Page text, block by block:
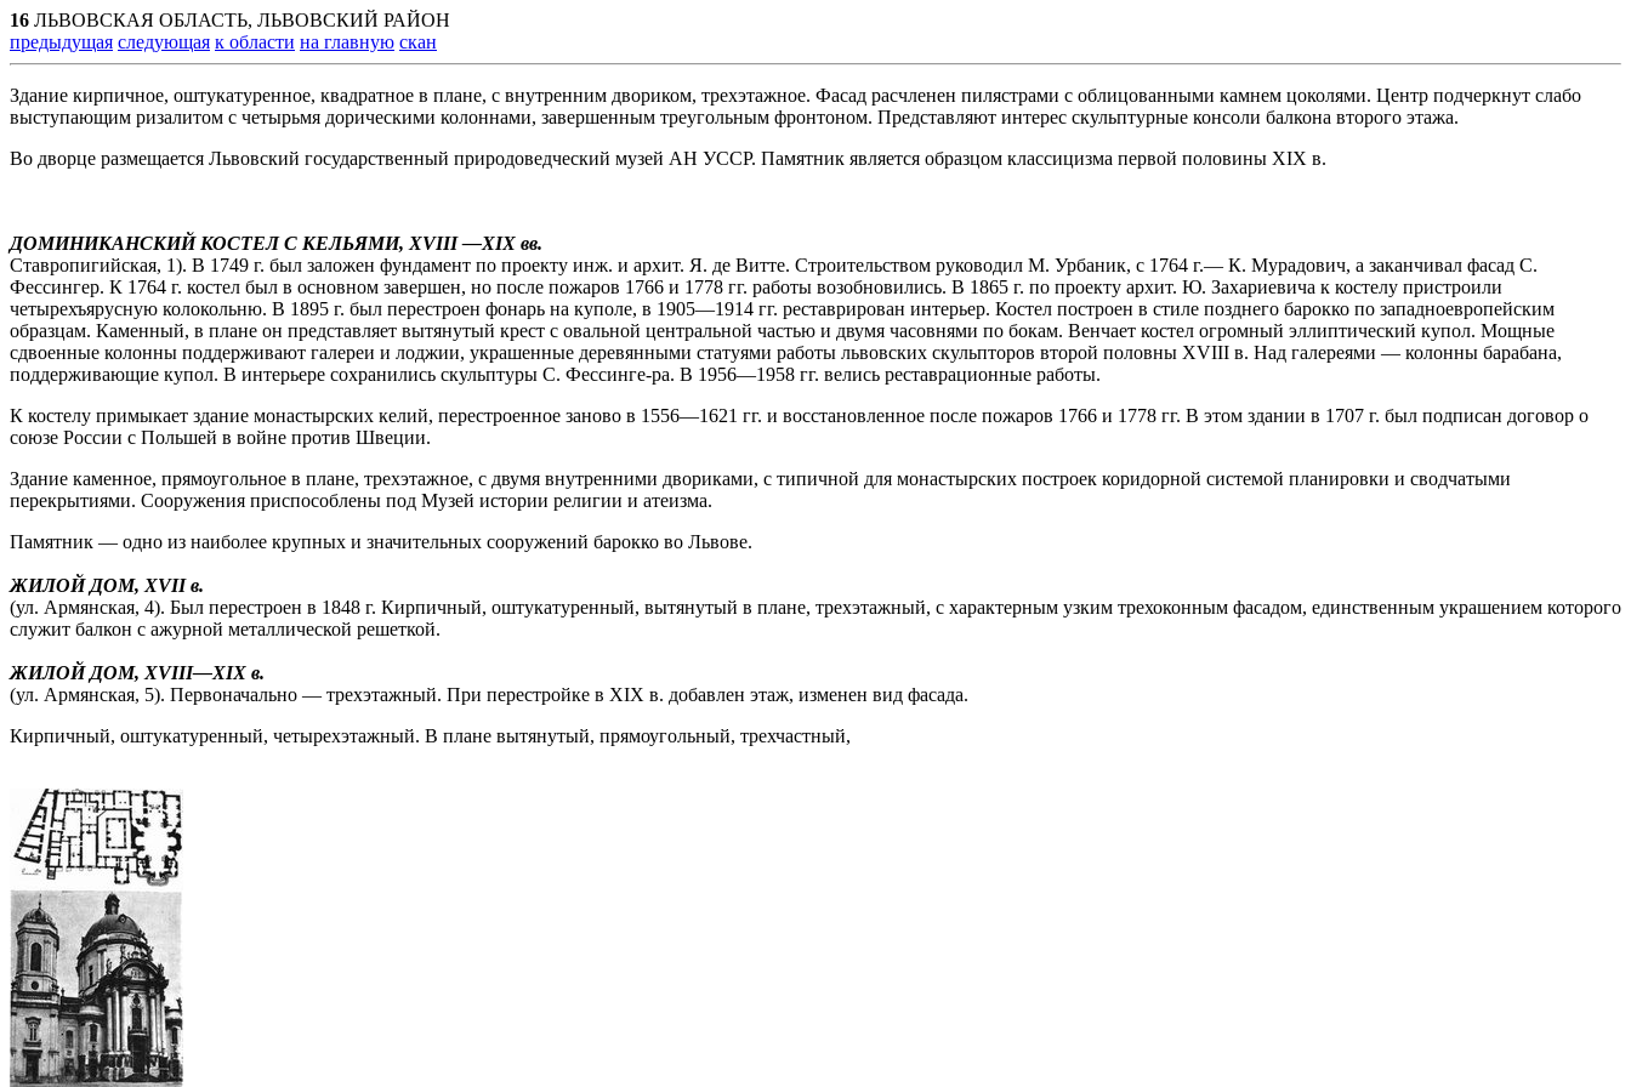
16 ЛЬВОВСКАЯ ОБЛАСТЬ, ЛЬВОВСКИЙ РАЙОН
предыдущая следующая к области на главную скан
Здание кирпичное, оштукатуренное, квадратное в плане, с внутренним двориком, трехэтажное. Фасад расчленен пилястрами с облицованными камнем цоколями. Центр подчеркнут слабо
выступающим ризалитом с четырьмя дорическими колоннами, завершенным треугольным фронтоном. Представляют интерес скульптурные консоли балкона второго этажа.
Во дворце размещается Львовский государственный природоведческий музей АН УССР. Памятник является образцом классицизма первой половины XIX в.
ДОМИНИКАНСКИЙ КОСТЕЛ С КЕЛЬЯМИ, XVIII —XIX вв.
Ставропигийская, 1). В 1749 г. был заложен фундамент по проекту инж. и архит. Я. де Витте. Строительством руководил М. Урбаник, с 1764 г.— К. Мурадович, а заканчивал фасад С.
Фессингер. К 1764 г. костел был в основном завершен, но после пожаров 1766 и 1778 гг. работы возобновились. В 1865 г. по проекту архит. Ю. Захариевича к костелу пристроили
четырехъярусную колокольню. В 1895 г. был перестроен фонарь на куполе, в 1905—1914 гг. реставрирован интерьер. Костел построен в стиле позднего барокко по западноевропейским
образцам. Каменный, в плане он представляет вытянутый крест с овальной центральной частью и двумя часовнями по бокам. Венчает костел огромный эллиптический купол. Мощные
сдвоенные колонны поддерживают галереи и лоджии, украшенные деревянными статуями работы львовских скульпторов второй половны XVIII в. Над галереями — колонны барабана,
поддерживающие купол. В интерьере сохранились скульптуры С. Фессинге-ра. В 1956—1958 гг. велись реставрационные работы.
К костелу примыкает здание монастырских келий, перестроенное заново в 1556—1621 гг. и восстановленное после пожаров 1766 и 1778 гг. В этом здании в 1707 г. был подписан договор о
союзе России с Польшей в войне против Швеции.
Здание каменное, прямоугольное в плане, трехэтажное, с двумя внутренними двориками, с типичной для монастырских построек коридорной системой планировки и сводчатыми
перекрытиями. Сооружения приспособлены под Музей истории религии и атеизма.
Памятник — одно из наиболее крупных и значительных сооружений барокко во Львове.
ЖИЛОЙ ДОМ, XVII в.
(ул. Армянская, 4). Был перестроен в 1848 г. Кирпичный, оштукатуренный, вытянутый в плане, трехэтажный, с характерным узким трехоконным фасадом, единственным украшением которого
служит балкон с ажурной металлической решеткой.
ЖИЛОЙ ДОМ, XVIII—XIX в.
(ул. Армянская, 5). Первоначально — трехэтажный. При перестройке в XIX в. добавлен этаж, изменен вид фасада.
Кирпичный, оштукатуренный, четырехэтажный. В плане вытянутый, прямоугольный, трехчастный,